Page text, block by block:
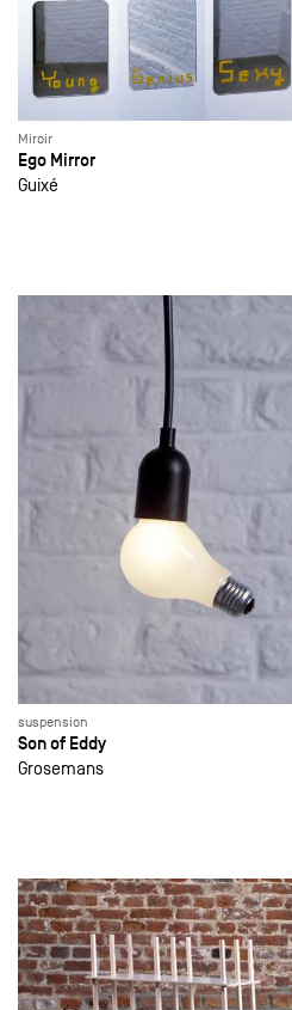
Miroir
Ego Mirror
Guixé
suspension
Son of Eddy
Grosemans